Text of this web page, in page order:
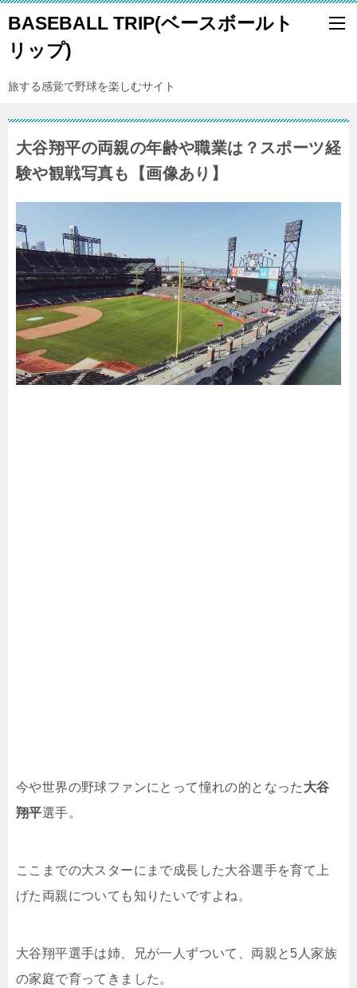
BASEBALL TRIP(ベースボールト
リップ)
旅する感覚で野球を楽しむサイト
大谷翔平の両親の年齢や職業は？スポーツ経
験や観戦写真も【画像あり】
今や世界の野球ファンにとって憧れの的となった 大谷
翔平選手。
ここまでの大スターにまで成長した大谷選手を育て上
げた両親についても知りたいですよね。
大谷翔平選手は姉、兄が一人ずついて、両親と5人家族
の家庭で育ってきました。